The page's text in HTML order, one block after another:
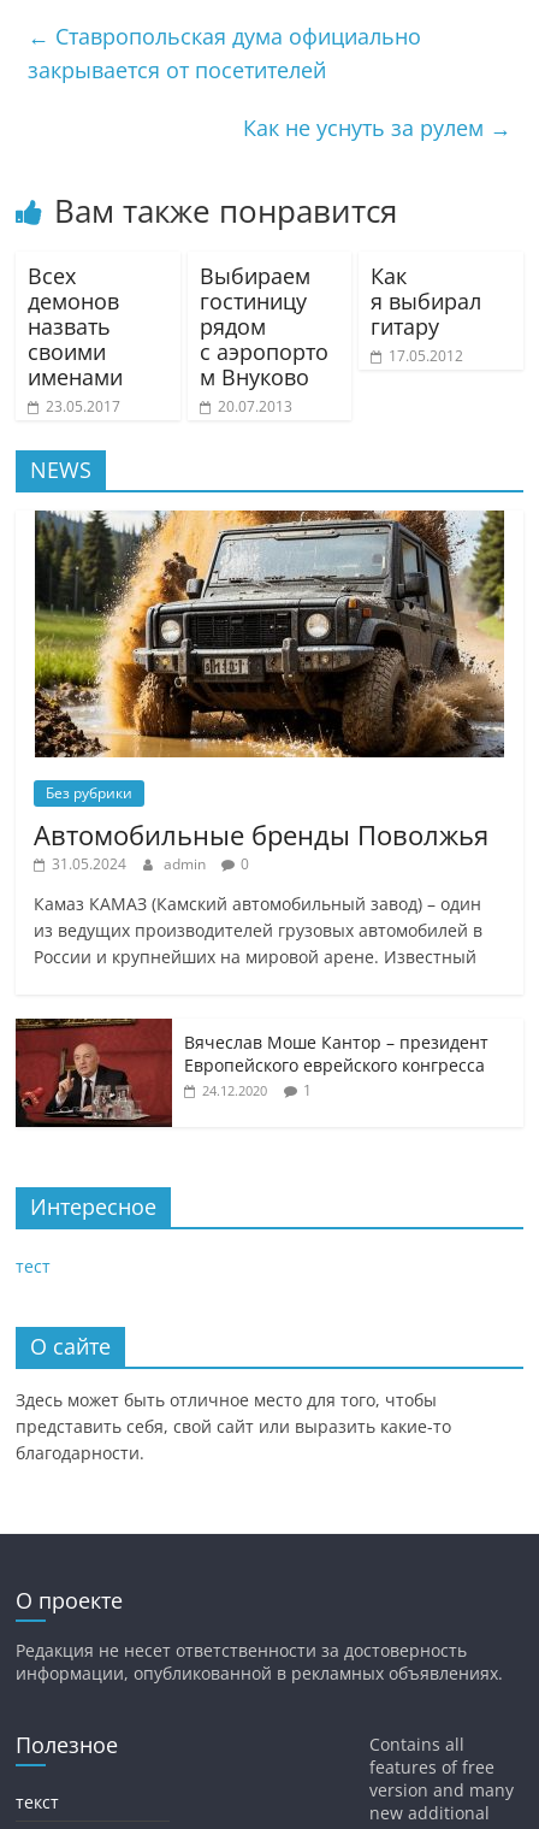
← Ставропольская дума официально
закрывается от посетителей
Как не уснуть за рулем →
Вам также понравится
Всех
демонов
назвать
своими
именами
23.05.2017
Выбираем
гостиницу
рядом
с аэропорто
м Внуково
20.07.2013
Как
я выбирал
гитару
17.05.2012
NEWS
Без рубрики
Автомобильные бренды Поволжья
31.05.2024 admin 0
Камаз КАМАЗ (Камский автомобильный завод) – один
из ведущих производителей грузовых автомобилей в
России и крупнейших на мировой арене. Известный
Вячеслав Моше Кантор – президент
Европейского еврейского конгресса
24.12.2020 1
Интересное
тест
О сайте
Здесь может быть отличное место для того, чтобы
представить себя, свой сайт или выразить какие-то
благодарности.
О проекте
Редакция не несет ответственности за достоверность
информации, опубликованной в рекламных объявлениях.
Полезное
текст
Contains all
features of free
version and many
new additional